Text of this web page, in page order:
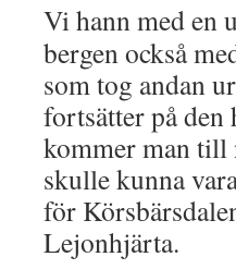
Vi hann med en
bergen också
som tog andan
fortsätter på den
kommer man till
skulle kunna
för
Lejonhjärta.